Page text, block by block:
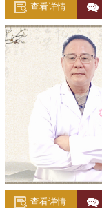
查看详情
查看详情